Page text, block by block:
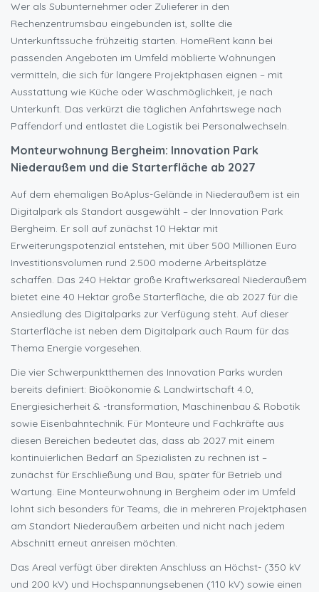
Wer als Subunternehmer oder Zulieferer in den
Rechenzentrumsbau eingebunden ist, sollte die
Unterkunftssuche frühzeitig starten. HomeRent kann bei
passenden Angeboten im Umfeld möblierte Wohnungen
vermitteln, die sich für längere Projektphasen eignen – mit
Ausstattung wie Küche oder Waschmöglichkeit, je nach
Unterkunft. Das verkürzt die täglichen Anfahrtswege nach
Paffendorf und entlastet die Logistik bei Personalwechseln.
Monteurwohnung Bergheim: Innovation Park
Niederaußem und die Starterfläche ab 2027
Auf dem ehemaligen BoAplus-Gelände in Niederaußem ist ein
Digitalpark als Standort ausgewählt – der Innovation Park
Bergheim. Er soll auf zunächst 10 Hektar mit
Erweiterungspotenzial entstehen, mit über 500 Millionen Euro
Investitionsvolumen rund 2.500 moderne Arbeitsplätze
schaffen. Das 240 Hektar große Kraftwerksareal Niederaußem
bietet eine 40 Hektar große Starterfläche, die ab 2027 für die
Ansiedlung des Digitalparks zur Verfügung steht. Auf dieser
Starterfläche ist neben dem Digitalpark auch Raum für das
Thema Energie vorgesehen.
Die vier Schwerpunktthemen des Innovation Parks wurden
bereits definiert: Bioökonomie & Landwirtschaft 4.0,
Energiesicherheit & -transformation, Maschinenbau & Robotik
sowie Eisenbahntechnik. Für Monteure und Fachkräfte aus
diesen Bereichen bedeutet das, dass ab 2027 mit einem
kontinuierlichen Bedarf an Spezialisten zu rechnen ist –
zunächst für Erschließung und Bau, später für Betrieb und
Wartung. Eine Monteurwohnung in Bergheim oder im Umfeld
lohnt sich besonders für Teams, die in mehreren Projektphasen
am Standort Niederaußem arbeiten und nicht nach jedem
Abschnitt erneut anreisen möchten.
Das Areal verfügt über direkten Anschluss an Höchst- (350 kV
und 200 kV) und Hochspannungsebenen (110 kV) sowie einen